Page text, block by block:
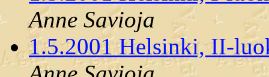
Anne Savioja
1.5.2001 Helsinki, II-